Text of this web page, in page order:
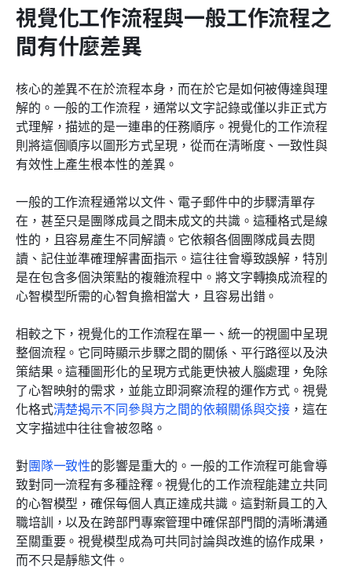
視覺化工作流程與一般工作流程之
間有什麼差異
核心的差異不在於流程本身，而在於它是如何被傳達與理
解的。一般的工作流程，通常以文字記錄或僅以非正式方
式理解，描述的是一連串的任務順序。視覺化的工作流程
則將這個順序以圖形方式呈現，從而在清晰度、一致性與
有效性上產生根本性的差異。
一般的工作流程通常以文件、電子郵件中的步驟清單存
在，甚至只是團隊成員之間未成文的共識。這種格式是線
性的，且容易產生不同解讀。它依賴各個團隊成員去閱
讀、記住並準確理解書面指示。這往往會導致誤解，特別
是在包含多個決策點的複雜流程中。將文字轉換成流程的
心智模型所需的心智負擔相當大，且容易出錯。
相較之下，視覺化的工作流程在單一、統一的視圖中呈現
整個流程。它同時顯示步驟之間的關係、平行路徑以及決
策結果。這種圖形化的呈現方式能更快被人腦處理，免除
了心智映射的需求，並能立即洞察流程的運作方式。視覺
化格式清楚揭示不同參與方之間的依賴關係與交接 ，這在
文字描述中往往會被忽略。
對團隊一致性的影響是重大的。一般的工作流程可能會導
致對同一流程有多種詮釋。視覺化的工作流程能建立共同
的心智模型，確保每個人真正達成共識。這對新員工的入
職培訓，以及在跨部門專案管理中確保部門間的清晰溝通
至關重要。視覺模型成為可共同討論與改進的協作成果，
而不只是靜態文件。